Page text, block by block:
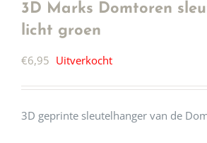
3D Marks Domtoren
licht groen
€6,95 Uitverkocht
3D geprinte sleutelhanger van de